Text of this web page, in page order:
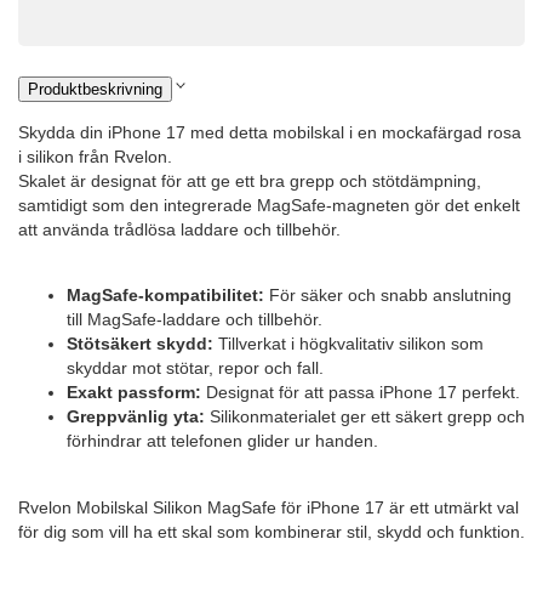
Produktbeskrivning
Skydda din iPhone 17 med detta mobilskal i en mockafärgad rosa
i silikon från Rvelon.
Skalet är designat för att ge ett bra grepp och stötdämpning,
samtidigt som den integrerade MagSafe-magneten gör det enkelt
att använda trådlösa laddare och tillbehör.
MagSafe-kompatibilitet: För säker och snabb anslutning
till MagSafe-laddare och tillbehör.
Stötsäkert skydd: Tillverkat i högkvalitativ silikon som
skyddar mot stötar, repor och fall.
Exakt passform: Designat för att passa iPhone 17 perfekt.
Greppvänlig yta: Silikonmaterialet ger ett säkert grepp och
förhindrar att telefonen glider ur handen.
Rvelon Mobilskal Silikon MagSafe för iPhone 17 är ett utmärkt val
för dig som vill ha ett skal som kombinerar stil, skydd och funktion.